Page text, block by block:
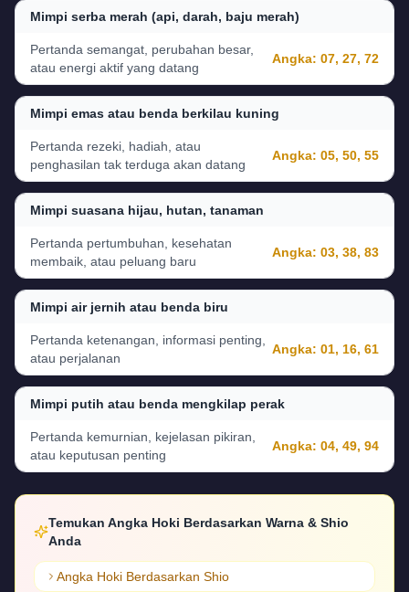
Mimpi serba merah (api, darah, baju merah)
Pertanda semangat, perubahan besar,
atau energi aktif yang datang
Angka: 07, 27, 72
Mimpi emas atau benda berkilau kuning
Pertanda rezeki, hadiah, atau
penghasilan tak terduga akan datang
Angka: 05, 50, 55
Mimpi suasana hijau, hutan, tanaman
Pertanda pertumbuhan, kesehatan
membaik, atau peluang baru
Angka: 03, 38, 83
Mimpi air jernih atau benda biru
Pertanda ketenangan, informasi penting,
atau perjalanan
Angka: 01, 16, 61
Mimpi putih atau benda mengkilap perak
Pertanda kemurnian, kejelasan pikiran,
atau keputusan penting
Angka: 04, 49, 94
Temukan Angka Hoki Berdasarkan Warna & Shio
Anda
Angka Hoki Berdasarkan Shio